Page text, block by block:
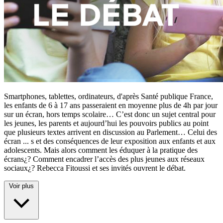
Smartphones, tablettes, ordinateurs, d'après Santé publique France,
les enfants de 6 à 17 ans passeraient en moyenne plus de 4h par jour
sur un écran, hors temps scolaire… C’est donc un sujet central pour
les jeunes, les parents et aujourd’hui les pouvoirs publics au point
que plusieurs textes arrivent en discussion au Parlement… Celui des
écran ... s et des conséquences de leur exposition aux enfants et aux
adolescents. Mais alors comment les éduquer à la pratique des
écrans¿? Comment encadrer l’accès des plus jeunes aux réseaux
sociaux¿? Rebecca Fitoussi et ses invités ouvrent le débat.
Voir plus